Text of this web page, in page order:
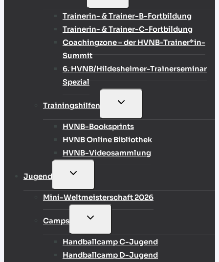
Trainerin- & Trainer-B-Fortbildung
Trainerin- & Trainer-C-Fortbildung
Coachingzone – der HVNB-Trainer*in-
Summit
6. HVNB/Hildesheimer-Trainerseminar
Spezial
Trainingshilfen
UNTERMENÜ
HVNB-Booksprints
HVNB Online Bibliothek
HVNB-Videosammlung
Jugend
UNTERMENÜ
Mini-Weltmeisterschaft 2026
Camps
UNTERMENÜ
Handballcamp C-Jugend
Handballcamp D-Jugend